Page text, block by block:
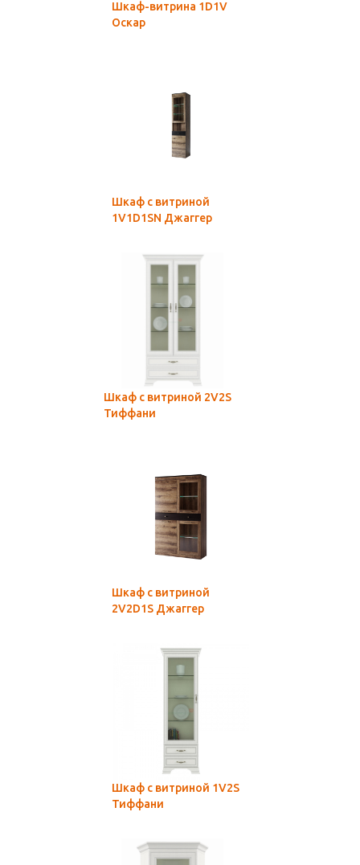
Шкаф-витрина 1D1V
Оскар
Шкаф с витриной
1V1D1SN Джаггер
Шкаф с витриной 2V2S
Тиффани
Шкаф с витриной
2V2D1S Джаггер
Шкаф с витриной 1V2S
Тиффани